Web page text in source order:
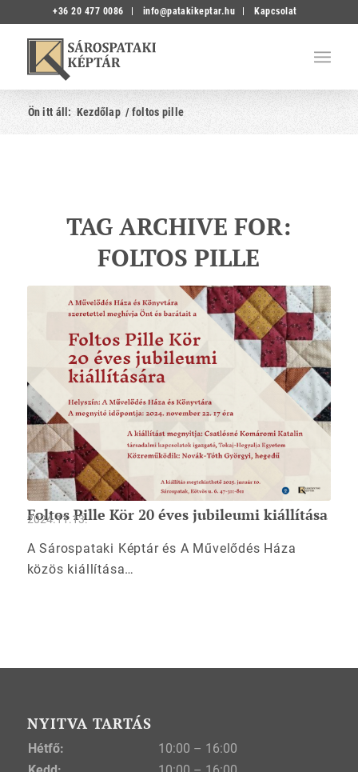
+36 20 477 0086 info@patakikeptar.hu Kapcsolat
Ön itt áll: Kezdőlap /foltos pille
TAG ARCHIVE FOR:
FOLTOS PILLE
Foltos Pille Kör 20 éves jubileumi kiállítása
2024.11.13.
A Sárospataki Képtár és A Művelődés Háza
közös kiállítása…
NYITVA TARTÁS
Hétfő:
10:00 – 16:00